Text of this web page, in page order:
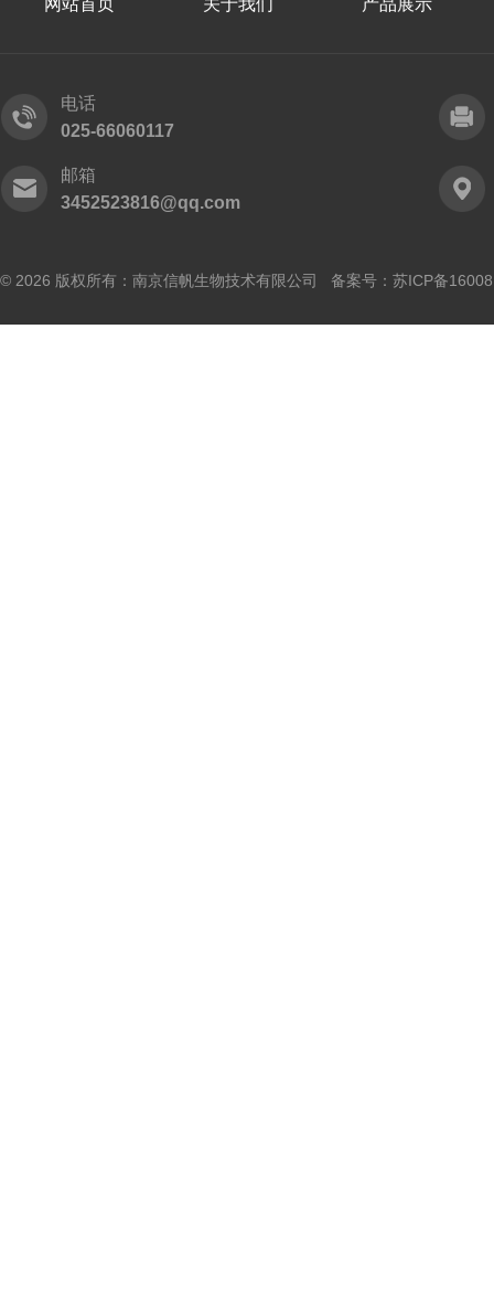
网站首页 关于我们 产品展示
电话
025-66060117
邮箱
3452523816@qq.com
© 2026 版权所有：南京信帆生物技术有限公司 备案号： 苏ICP备